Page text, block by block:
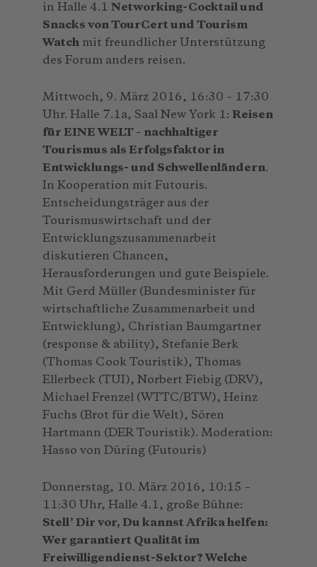
in Halle 4.1 Networking-Cocktail und
Snacks von TourCert und Tourism
Watch mit freundlicher Unterstützung
des Forum anders reisen.
Mittwoch, 9. März 2016, 16:30 – 17:30
Uhr. Halle 7.1a, Saal New York 1: Reisen
für EINE WELT – nachhaltiger
Tourismus als Erfolgsfaktor in
Entwicklungs- und Schwellenländern.
In Kooperation mit Futouris.
Entscheidungsträger aus der
Tourismuswirtschaft und der
Entwicklungszusammenarbeit
diskutieren Chancen,
Herausforderungen und gute Beispiele.
Mit Gerd Müller (Bundesminister für
wirtschaftliche Zusammenarbeit und
Entwicklung), Christian Baumgartner
(response & ability), Stefanie Berk
(Thomas Cook Touristik), Thomas
Ellerbeck (TUI), Norbert Fiebig (DRV),
Michael Frenzel (WTTC/BTW), Heinz
Fuchs (Brot für die Welt), Sören
Hartmann (DER Touristik). Moderation:
Hasso von Düring (Futouris)
Donnerstag, 10. März 2016, 10:15 –
11:30 Uhr, Halle 4.1, große Bühne:
Stell’ Dir vor, Du kannst Afrika helfen:
Wer garantiert Qualität im
Freiwilligendienst-Sektor? Welche